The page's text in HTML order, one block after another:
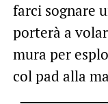
farci sognare
porterà a
mura per
col pad alla